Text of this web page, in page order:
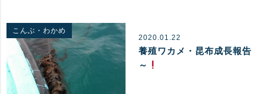
こんぶ・わかめ
2020.01.22
養殖ワカメ・昆布成長報告
～